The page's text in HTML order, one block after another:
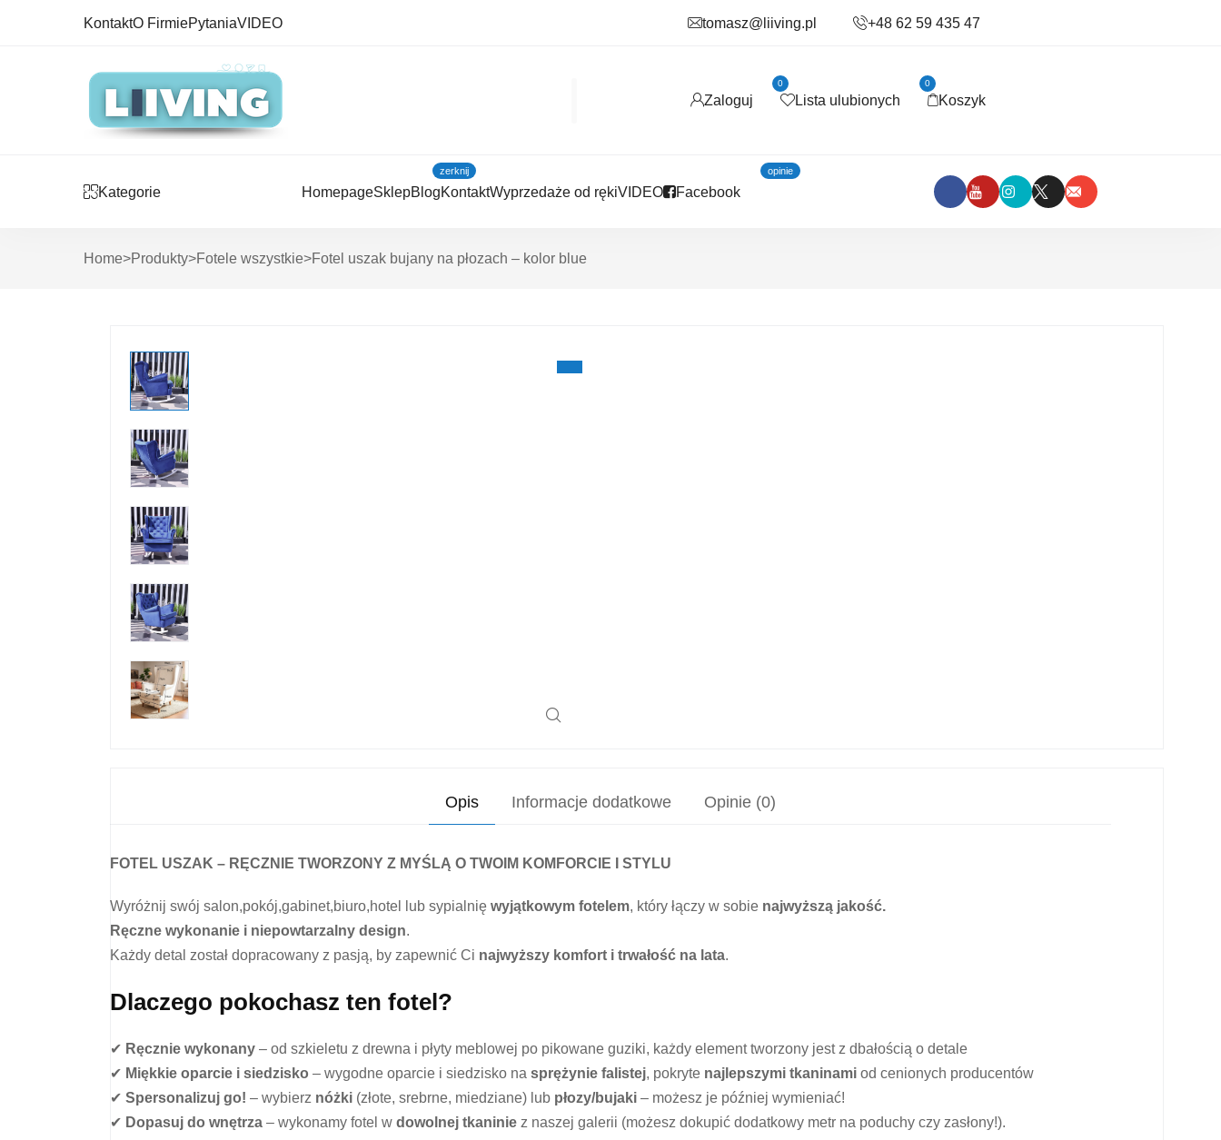
KontaktO FirmiePytaniaVIDEO tomasz@liiving.pl +48 62 59 435 47
Zaloguj
0
Lista ulubionych
0
Koszyk
Kategorie HomepageSklep
zerknij
BlogKontaktWyprzedaże od rękiVIDEO Facebook
opinie
Home>Produkty>Fotele wszystkie>Fotel uszak bujany na płozach – kolor blue
Opis Informacje dodatkowe Opinie (0)
FOTEL USZAK – RĘCZNIE TWORZONY Z MYŚLĄ O TWOIM KOMFORCIE I STYLU
Wyróżnij swój salon,pokój,gabinet,biuro,hotel lub sypialnię wyjątkowym fotelem, który łączy w sobie najwyższą jakość.
Ręczne wykonanie i niepowtarzalny design.
Każdy detal został dopracowany z pasją, by zapewnić Ci najwyższy komfort i trwałość na lata.
Dlaczego pokochasz ten fotel?
✔ Ręcznie wykonany – od szkieletu z drewna i płyty meblowej po pikowane guziki, każdy element tworzony jest z dbałością o detale
✔ Miękkie oparcie i siedzisko – wygodne oparcie i siedzisko na sprężynie falistej, pokryte najlepszymi tkaninami od cenionych producentów
✔ Spersonalizuj go! – wybierz nóżki (złote, srebrne, miedziane) lub płozy/bujaki – możesz je później wymieniać!
✔ Dopasuj do wnętrza – wykonamy fotel w dowolnej tkaninie z naszej galerii (możesz dokupić dodatkowy metr na poduchy czy zasłony!).